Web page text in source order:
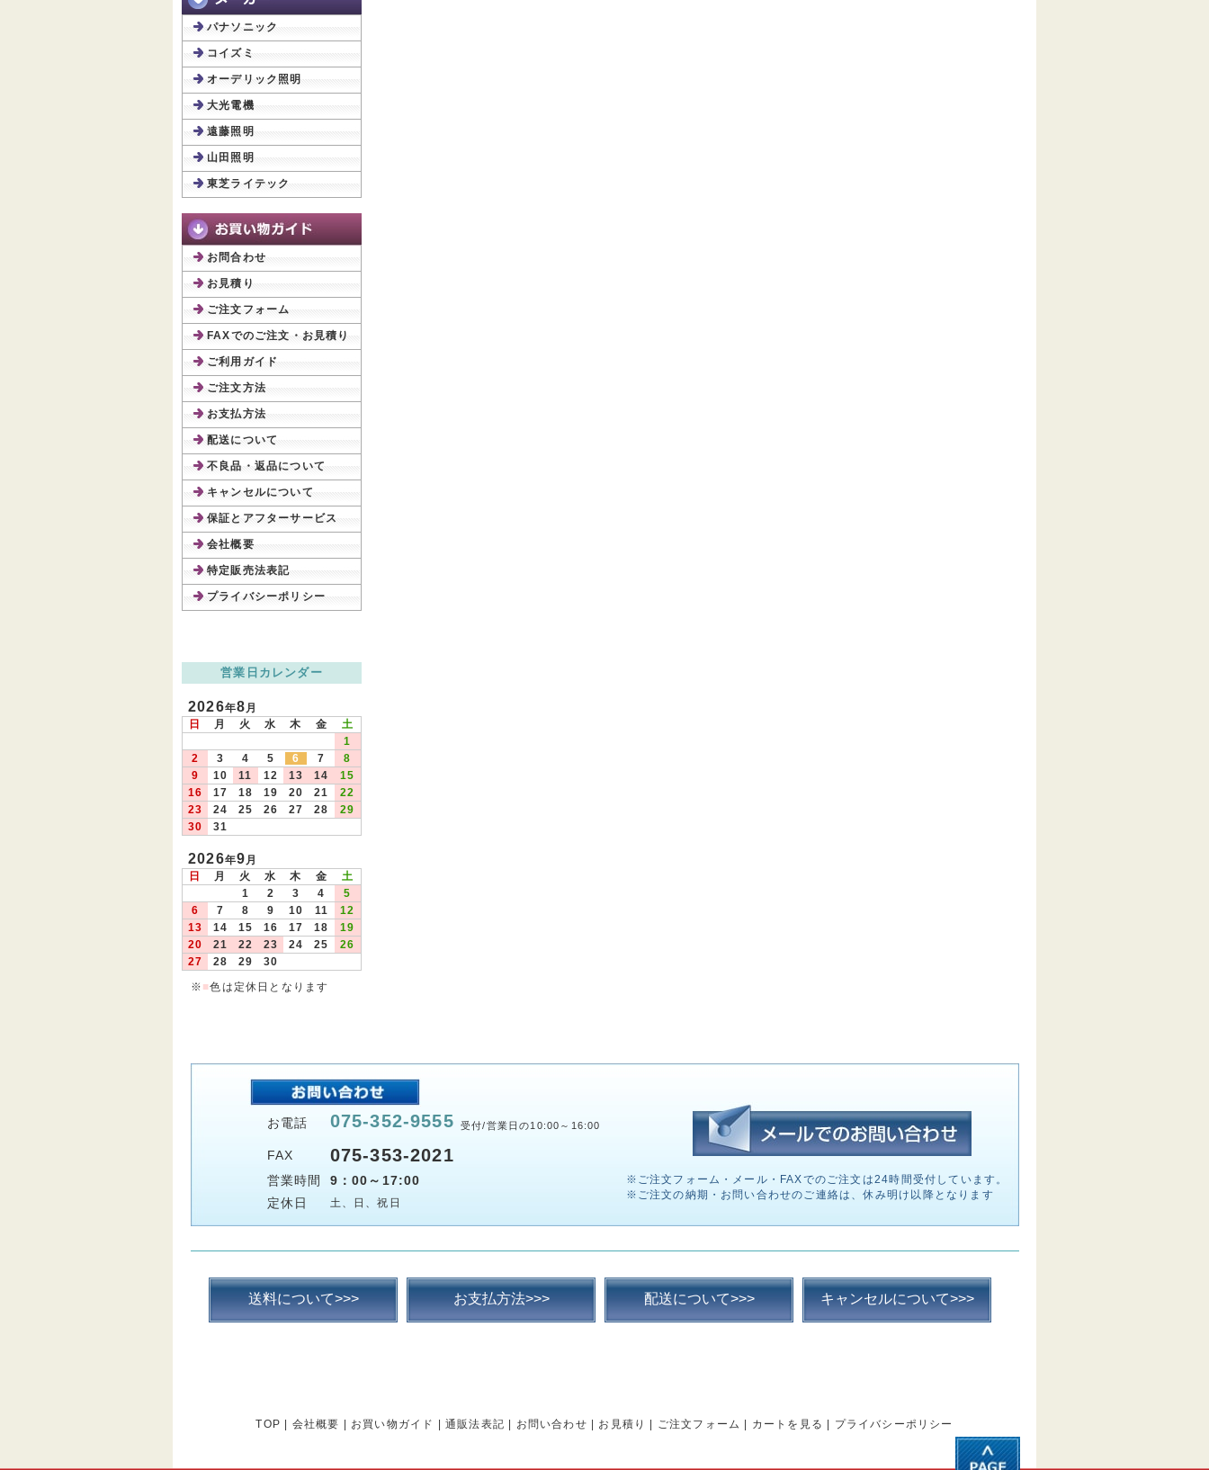
パナソニック
コイズミ
オーデリック照明
大光電機
遠藤照明
山田照明
東芝ライテック
お問合わせ
お見積り
ご注文フォーム
FAXでのご注文・お見積り
ご利用ガイド
ご注文方法
お支払方法
配送について
不良品・返品について
キャンセルについて
保証とアフターサービス
会社概要
特定販売法表記
プライバシーポリシー
営業日カレンダー
2026年8月
日
月 火 水 木 金
土
1
2
3 4 5 6 7
8
9
10 11 12 13 14
15
16
17 18 19 20 21
22
23
24 25 26 27 28
29
30
31
2026年9月
日
月 火 水 木 金
土
1
2 3 4
5
6
7 8 9 10 11
12
13
14 15 16 17 18
19
20
21 22 23 24 25
26
27
28 29
30
※ ■色は定休日となります
お電話 075-352-9555 受付/営業日の10:00～16:00
FAX 075-353-2021
営業時間
9：00～17:00
定休日
土、日、祝日
※ご注文フォーム・メール・FAXでのご注文は24時間受付しています。
※ご注文の納期・お問い合わせのご連絡は、休み明け以降となります
送料について>>> お支払方法>>> 配送について>>> キャンセルについて>>>
TOP 会社概要 お買い物ガイド 通販法表記 お問い合わせ お見積り ご注文フォーム カートを見る プライバシーポリシー